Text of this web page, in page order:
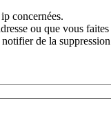
concernées.
ou que vous
de la